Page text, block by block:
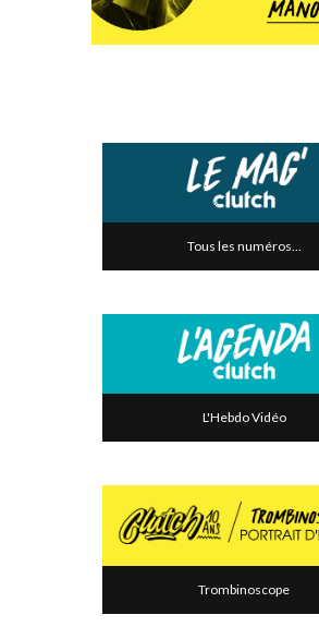
Tous les numéros...
L'Hebdo Vidéo
Trombinoscope